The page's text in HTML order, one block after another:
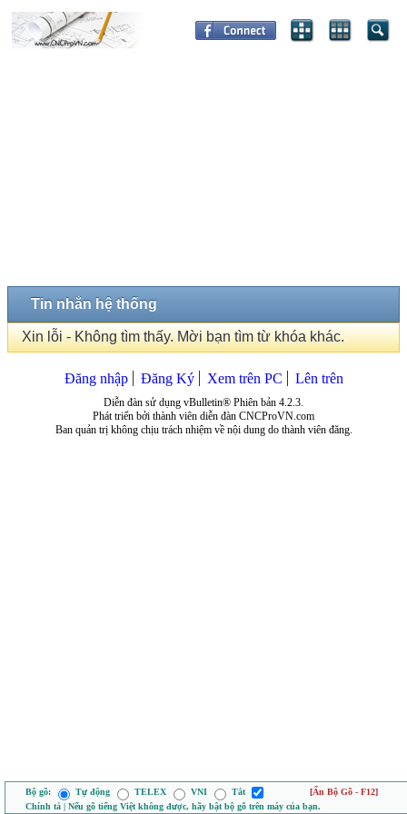
Tin nhắn hệ thống
Xin lỗi - Không tìm thấy. Mời bạn tìm từ khóa khác.
Đăng nhập Đăng Ký Xem trên PC Lên trên
Diễn đàn sử dụng vBulletin® Phiên bản 4.2.3.
Phát triển bởi thành viên diễn đàn CNCProVN.com
Ban quản trị không chịu trách nhiệm về nội dung do thành viên đăng.
Bộ gõ: Tự động TELEX VNI Tắt
[Ẩn Bộ Gõ - F12]
Chính tả | Nếu gõ tiếng Việt không được, hãy bật bộ gõ trên máy của bạn.